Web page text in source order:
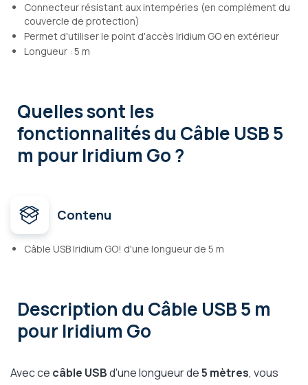
Connecteur résistant aux intempéries (en complément du
couvercle de protection)
Permet d'utiliser le point d'accès Iridium GO en extérieur
Longueur : 5 m
Quelles sont les
fonctionnalitésdu Câble USB 5
m pour Iridium Go ?
Contenu
Câble USB Iridium GO! d'une longueur de 5 m
Description du Câble USB 5 m
pour Iridium Go
Avec ce câble USBd'une longueur de5 mètres, vous